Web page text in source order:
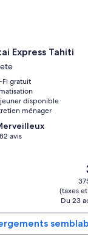
po comprenant
des fours à micro-
Express Tahiti
gratuit
disponible
ménager
avis
(taxes
Du 23